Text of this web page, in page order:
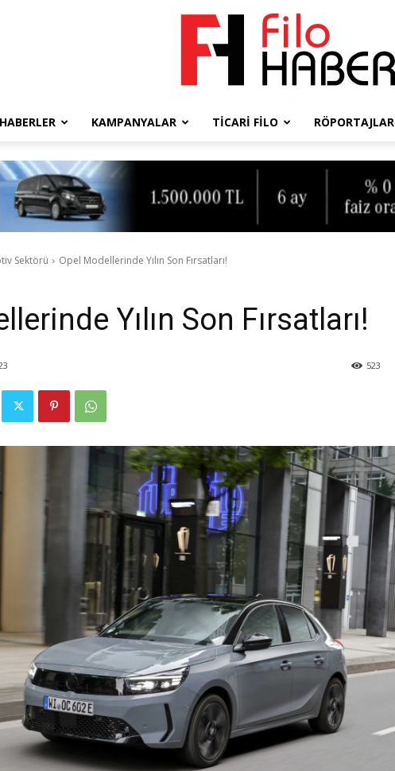
HABERLER KAMPANYALAR TICARI FILO RÖPORTAJLAR
Sektörü Opel Modellerinde Yılın Son Fırsatları!
Yılın Son Fırsatları!
523